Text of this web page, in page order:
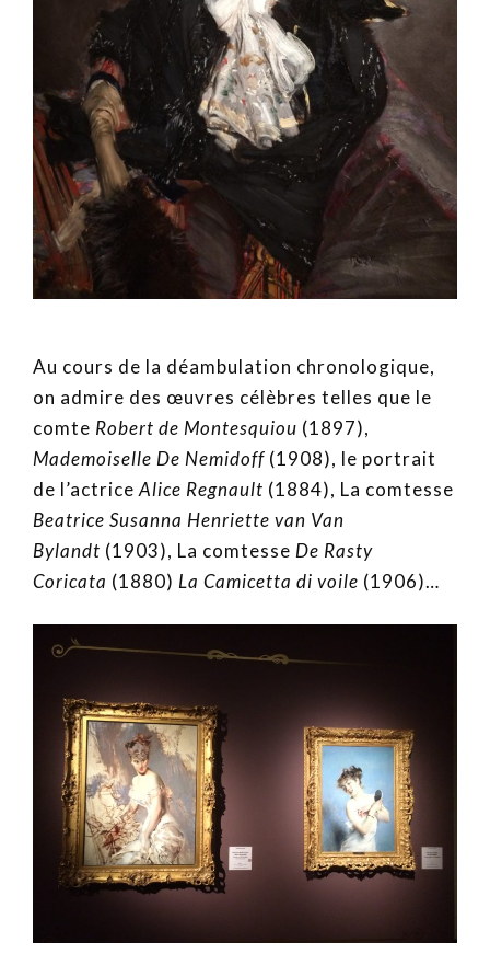
Au cours de la déambulation chronologique,
on admire des œuvres célèbres telles que le
comte Robert de Montesquiou (1897),
Mademoiselle De Nemidoff (1908), le portrait
de l’actrice Alice Regnault (1884), La comtesse
Beatrice Susanna Henriette van Van
Bylandt (1903), La comtesse De Rasty
Coricata (1880) La Camicetta di voile (1906)…